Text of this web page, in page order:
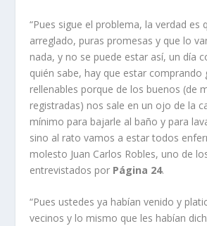
“Pues sigue el problema, la verdad es
arre­glado, puras promesas y que lo
nada, y no se puede estar así, un día
quién sabe, hay que estar comprando
rellenables porque de los buenos (de
registradas) nos sale en un ojo de la
mínimo para bajarle al baño y para
sino al rato vamos a estar todos
molesto Juan Carlos Robles, uno de
entrevistados por Página 24.
“Pues ustedes ya habían venido y
vecinos y lo mismo que les habían